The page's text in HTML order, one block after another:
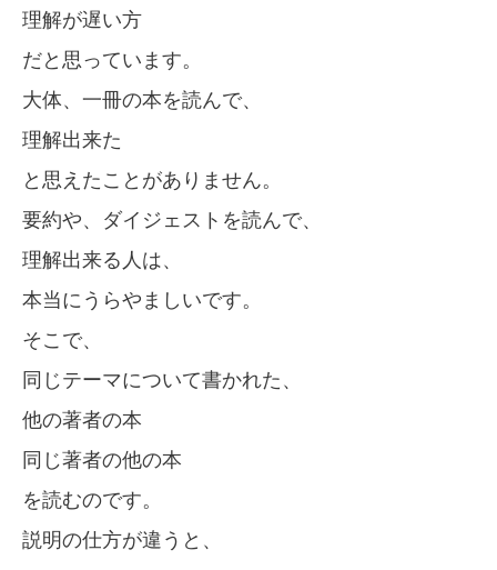
理解が遅い方
だと思っています。
大体、一冊の本を読んで、
理解出来た
と思えたことがありません。
要約や、ダイジェストを読んで、
理解出来る人は、
本当にうらやましいです。
そこで、
同じテーマについて書かれた、
他の著者の本
同じ著者の他の本
を読むのです。
説明の仕方が違うと、